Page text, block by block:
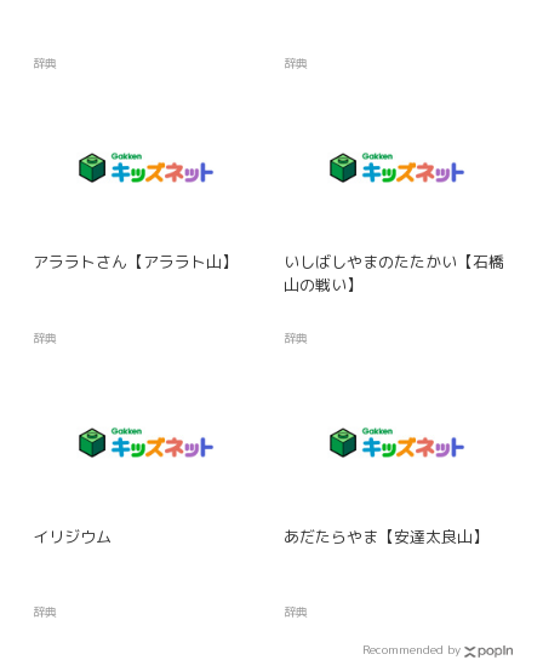
辞典 辞典
アララトさん【アララト山】
辞典
いしばしやまのたたかい【石橋
山の戦い】
辞典
イリジウム
辞典
あだたらやま【安達太良山】
辞典
Recommended by